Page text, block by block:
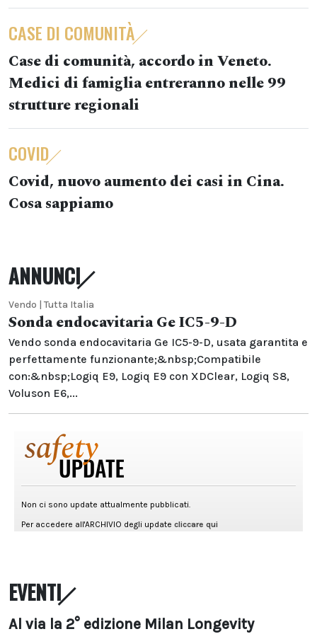
CASE DI COMUNITÀ
Case di comunità, accordo in Veneto.
Medici di famiglia entreranno nelle 99
strutture regionali
COVID
Covid, nuovo aumento dei casi in Cina.
Cosa sappiamo
ANNUNCI
Vendo | Tutta Italia
Sonda endocavitaria Ge IC5-9-D
Vendo sonda endocavitaria Ge IC5-9-D, usata garantita e
perfettamente funzionante;&nbsp;Compatibile
con:&nbsp;Logiq E9, Logiq E9 con XDClear, Logiq S8,
Voluson E6,...
EVENTI
Al via la 2° edizione Milan Longevity